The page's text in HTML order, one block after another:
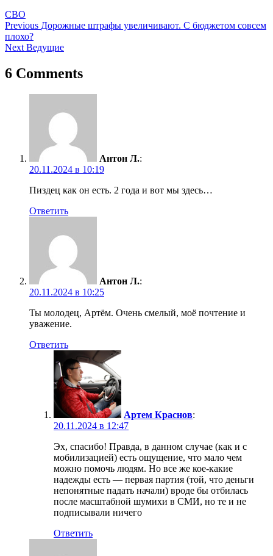
СВО
Навигация
по
Previous Дорожные штрафы увеличивают. С бюджетом совсем
плохо?
Next Ведущие
6 Comments
Антон Л.:
20.11.2024 в 10:19
Пиздец как он есть. 2 года и вот мы здесь…
Ответить
Антон Л.:
20.11.2024 в 10:25
Ты молодец, Артём. Очень смелый, моё почтение и
уважение.
Ответить
Артем Краснов:
20.11.2024 в 12:47
Эх, спасибо! Правда, в данном случае (как и с
мобилизацией) есть ощущение, что мало чем
можно помочь людям. Но все же кое-какие
надежды есть — первая партия (той, что деньги
непонятные падать начали) вроде бы отбилась
после масштабной шумихи в СМИ, но те и не
подписывали ничего
Ответить